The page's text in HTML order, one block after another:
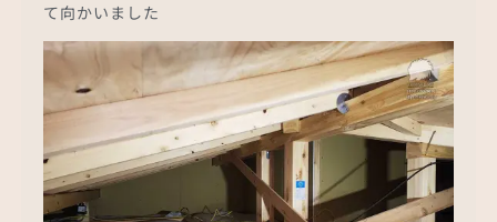
て向かいました